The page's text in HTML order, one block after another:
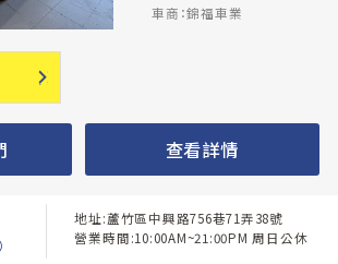
車商：錦福車業
查看詳情
地址:蘆竹區中興路756巷71弄38號
營業時間:10:00AM~21:00PM 周日公休